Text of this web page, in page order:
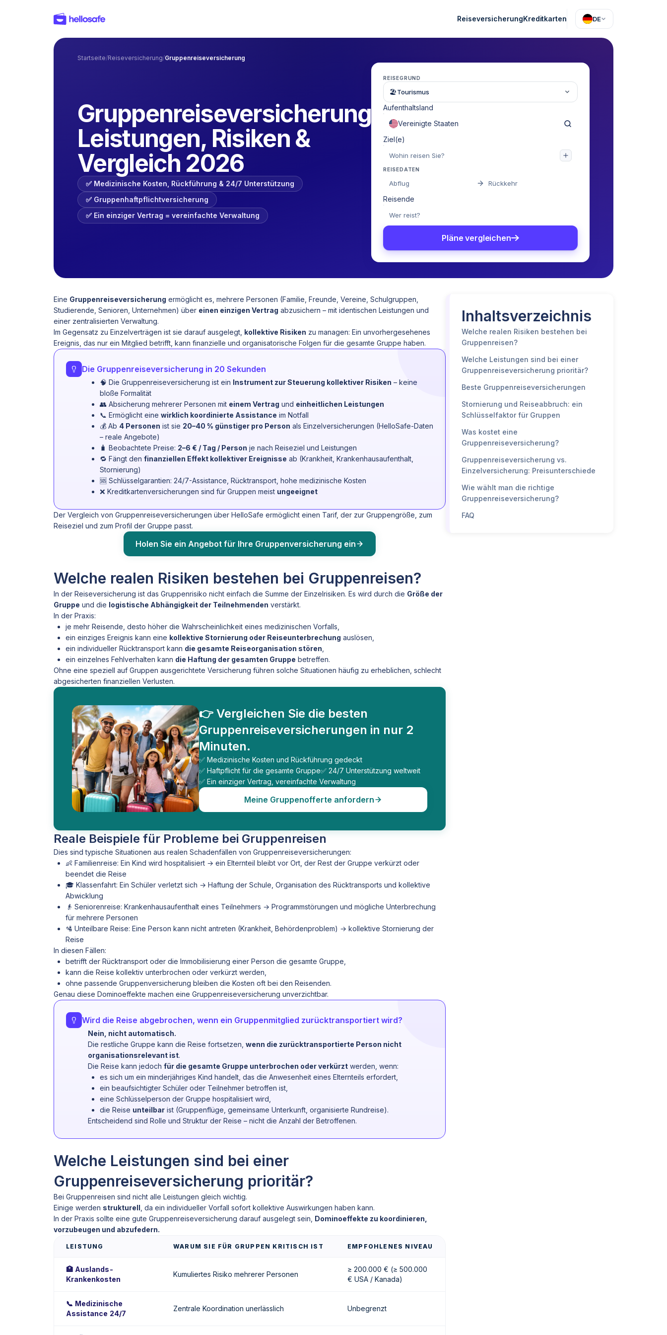
ReiseversicherungKreditkarten DE
Startseite/Reiseversicherung/Gruppenreiseversicherung
Gruppenreiseversicherung:
Leistungen, Risiken &
Vergleich 2026
✅ Medizinische Kosten, Rückführung & 24/7 Unterstützung
✅ Gruppenhaftpflichtversicherung
✅ Ein einziger Vertrag = vereinfachte Verwaltung
REISEGRUND
🏖Tourismus
Aufenthaltsland
Ziel(e)
REISEDATEN
Abflug Rückkehr
Reisende
Wer reist?
Pläne vergleichen
Eine Gruppenreiseversicherung ermöglicht es, mehrere Personen (Familie, Freunde, Vereine, Schulgruppen
Studierende, Senioren, Unternehmen) über einen einzigen Vertrag abzusichern – mit identischen Leistungen und
einer zentralisierten Verwaltung.
Im Gegensatz zu Einzelverträgen ist sie darauf ausgelegt, kollektive Risiken zu managen: Ein unvorhergesehenes
Ereignis, das nur ein Mitglied betrifft, kann finanzielle und organisatorische Folgen für die gesamte Gruppe haben.
Die Gruppenreiseversicherung in 20 Sekunden
🧠 Die Gruppenreiseversicherung ist ein Instrument zur Steuerung kollektiver Risiken – keine
bloße Formalität
👥 Absicherung mehrerer Personen mit einem Vertrag und einheitlichen Leistungen
📞 Ermöglicht eine wirklich koordinierte Assistance im Notfall
💰 Ab 4 Personen ist sie 20–40 % günstiger pro Person als Einzelversicherungen (HelloSafe-Daten
– reale Angebote)
🧳 Beobachtete Preise: 2–6 € / Tag / Person je nach Reiseziel und Leistungen
🔁 Fängt den finanziellen Effekt kollektiver Ereignisse ab (Krankheit, Krankenhausaufenthalt,
Stornierung)
🆘 Schlüsselgarantien: 24/7-Assistance, Rücktransport, hohe medizinische Kosten
❌ Kreditkartenversicherungen sind für Gruppen meist ungeeignet
Der Vergleich von Gruppenreiseversicherungen über HelloSafe ermöglicht einen Tarif, der zur Gruppengröße, zum
Reiseziel und zum Profil der Gruppe passt.
Holen Sie ein Angebot für Ihre Gruppenversicherung ein
Welche realen Risiken bestehen bei Gruppenreisen?
In der Reiseversicherung ist das Gruppenrisiko nicht einfach die Summe der Einzelrisiken. Es wird durch die Größe der
Gruppe und die logistische Abhängigkeit der Teilnehmenden verstärkt.
In der Praxis:
je mehr Reisende, desto höher die Wahrscheinlichkeit eines medizinischen Vorfalls,
ein einziges Ereignis kann eine kollektive Stornierung oder Reiseunterbrechung auslösen,
ein individueller Rücktransport kann die gesamte Reiseorganisation stören
ein einzelnes Fehlverhalten kann die Haftung der gesamten Gruppe betreffen.
Ohne eine speziell auf Gruppen ausgerichtete Versicherung führen solche Situationen häufig zu erheblichen, schlecht
abgesicherten finanziellen Verlusten.
👉 Vergleichen Sie die besten
Gruppenreiseversicherungen in nur 2
Minuten.
✅ Medizinische Kosten und Rückführung gedeckt
✅ Haftpflicht für die gesamte Gruppe✅ 24/7 Unterstützung weltweit
✅ Ein einziger Vertrag, vereinfachte Verwaltung
Meine Gruppenofferte anfordern
Reale Beispiele für Probleme bei Gruppenreisen
Dies sind typische Situationen aus realen Schadenfällen von Gruppenreiseversicherungen:
👶 Familienreise: Ein Kind wird hospitalisiert → ein Elternteil bleibt vor Ort, der Rest der Gruppe verkürzt oder
beendet die Reise
🎓 Klassenfahrt: Ein Schüler verletzt sich → Haftung der Schule, Organisation des Rücktransports und kollektive
Abwicklung
👴 Seniorenreise: Krankenhausaufenthalt eines Teilnehmers → Programmstörungen und mögliche Unterbrechung
für mehrere Personen
🛂 Unteilbare Reise: Eine Person kann nicht antreten (Krankheit, Behördenproblem) → kollektive Stornierung der
Reise
In diesen Fällen:
betrifft der Rücktransport oder die Immobilisierung einer Person die gesamte Gruppe,
kann die Reise kollektiv unterbrochen oder verkürzt werden,
ohne passende Gruppenversicherung bleiben die Kosten oft bei den Reisenden.
Genau diese Dominoeffekte machen eine Gruppenreiseversicherung unverzichtbar.
Wird die Reise abgebrochen, wenn ein Gruppenmitglied zurücktransportiert wird?
Nein, nicht automatisch.
Die restliche Gruppe kann die Reise fortsetzen, wenn die zurücktransportierte Person nicht
organisationsrelevant ist.
Die Reise kann jedoch für die gesamte Gruppe unterbrochen oder verkürzt werden, wenn:
es sich um ein minderjähriges Kind handelt, das die Anwesenheit eines Elternteils erfordert,
ein beaufsichtigter Schüler oder Teilnehmer betroffen ist,
eine Schlüsselperson der Gruppe hospitalisiert wird,
die Reise unteilbar ist (Gruppenflüge, gemeinsame Unterkunft, organisierte Rundreise).
Entscheidend sind Rolle und Struktur der Reise – nicht die Anzahl der Betroffenen.
Welche Leistungen sind bei einer
Gruppenreiseversicherung prioritär?
Bei Gruppenreisen sind nicht alle Leistungen gleich wichtig.
Einige werden strukturell , da ein individueller Vorfall sofort kollektive Auswirkungen haben kann.
In der Praxis sollte eine gute Gruppenreiseversicherung darauf ausgelegt sein, Dominoeffekte zu koordinieren,
vorzubeugen und abzufedern.
LEISTUNG WARUM SIE FÜR GRUPPEN KRITISCH IST EMPFOHLENES NIVEAU
🏥 Auslands-
Krankenkosten
Kumuliertes Risiko mehrerer Personen
≥ 200.000 € (≥ 500.000
€ USA / Kanada)
📞 Medizinische
Assistance 24/7
Zentrale Koordination unerlässlich Unbegrenzt
Inhaltsverzeichnis
Welche realen Risiken bestehen bei
Gruppenreisen?
Welche Leistungen sind bei einer
Gruppenreiseversicherung prioritär?
Beste Gruppenreiseversicherungen
Stornierung und Reiseabbruch: ein
Schlüsselfaktor für Gruppen
Was kostet eine
Gruppenreiseversicherung?
Gruppenreiseversicherung vs.
Einzelversicherung: Preisunterschiede
Wie wählt man die richtige
Gruppenreiseversicherung?
FAQ